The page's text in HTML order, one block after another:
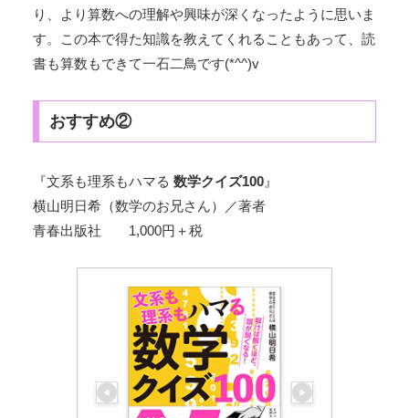
り、より算数への理解や興味が深くなったように思いま
す。この本で得た知識を教えてくれることもあって、読
書も算数もできて一石二鳥です(*^^)v
おすすめ②
『文系も理系もハマる 数学クイズ100 』
横山明日希（数学のお兄さん）／著者
青春出版社 1,000円＋税